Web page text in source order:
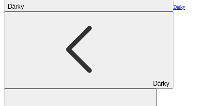
Dárky Dárky
Dárky